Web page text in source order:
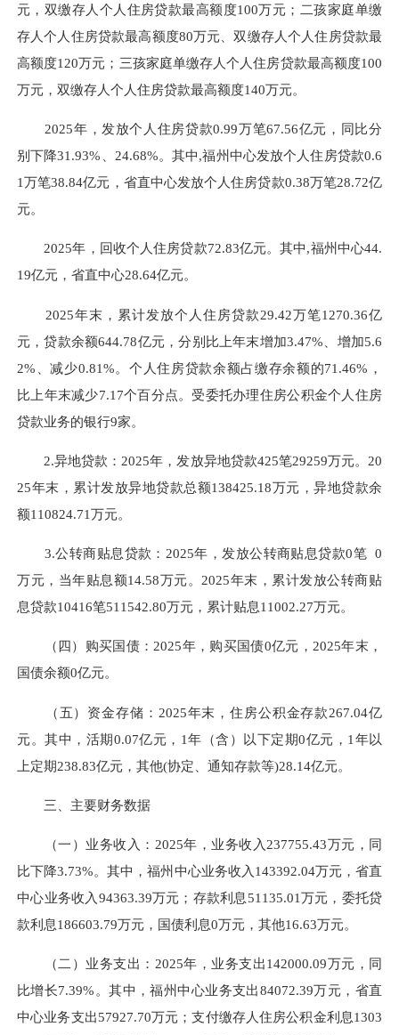
元，双缴存人个人住房贷款最高额度100万元；二孩家庭单缴
存人个人住房贷款最高额度80万元、双缴存人个人住房贷款最
高额度120万元 ； 三孩家庭单缴存人个人住房贷款最高额度100
万元，双缴存人个人住房贷款最高额度140万元。
2025年，发放个人住房贷款0.99万笔67.56亿元，同比分
别下降31.93%、 24.68%。其中,福州中心发放个人住房贷款0.6
1万笔38.84亿元，省直中心发放个人住房贷款0.38万笔28.72亿
元。
2025年，回收个人住房贷款72.83亿元。其中,福州中心44.
19亿元，省直中心28.64亿元。
2025年末，累计发放个人住房贷款29.42万笔1270.36亿
元，贷款余额644.78亿元，分别比上年末增加3.47%、增加5.6
2%、减少0.81%。个人住房贷款余额占缴存余额的71.46%，
比上年末减少7.17个百分点。受委托办理住房公积金个人住房
贷款业务的银行9家。
2.异地贷款： 2025年，发放异地贷款425笔29259万元。20
25年末，累计发放异地贷款总额138425.18万元，异地贷款余
额110824.71万元。
3.公转商贴息贷款： 2025年，发放公转商贴息贷款0笔 0
万元，当年贴息额14.58万元。2025年末，累计发放公转商贴
息贷款10416笔511542.80万元，累计贴息11002.27万元。
（四）购买国债： 2025年，购买国债0亿元，2025年末，
国债余额0亿元。
（五）资金存储： 2025年末，住房公积金存款267.04亿
元。其中，活期0.07亿元， 1年（含）以下定期0亿元， 1年以
上定期238.83亿元，其他(协定、通知存款等)28.14亿元。
三、主要财务数据
（一）业务收入： 2025年，业务收入237755.43万元，同
比下降3.73%。其中，福州中心业务收入143392.04万元，省直
中心业务收入94363.39万元；存款利息51135.01万元，委托贷
款利息186603.79万元，国债利息0万元，其他16.63万元。
（二）业务支出： 2025年，业务支出142000.09万元，同
比增长7.39%。其中，福州中心业务支出84072.39万元，省直
中心业务支出57927.70万元；支付缴存人住房公积金利息1303